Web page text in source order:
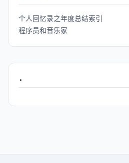
个人回忆录之年度总结索引
程序员和音乐家
.